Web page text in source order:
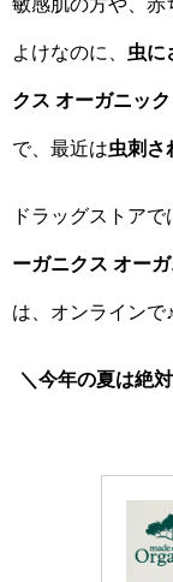
敏感肌の方や、赤
よけなのに、 虫に
クス オーガニッ
で、最近は虫刺さ
ドラッグストア
ーガニクス オー
は、オンラインで♪
＼今年の夏は絶